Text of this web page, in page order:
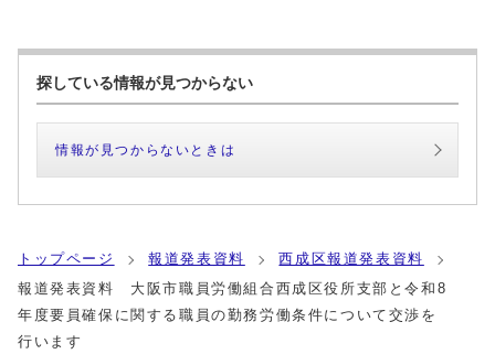
探している情報が見つからない
情報が見つからないときは
トップページ 報道発表資料
西成区報道発表資料
報道発表資料 大阪市職員労働組合西成区役所支部と令和8
年度要員確保に関する職員の勤務労働条件について交渉を
行います